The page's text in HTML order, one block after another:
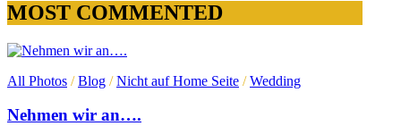
MOST COMMENTED
All Photos /Blog /Nicht auf Home Seite /Wedding
Nehmen wir an….